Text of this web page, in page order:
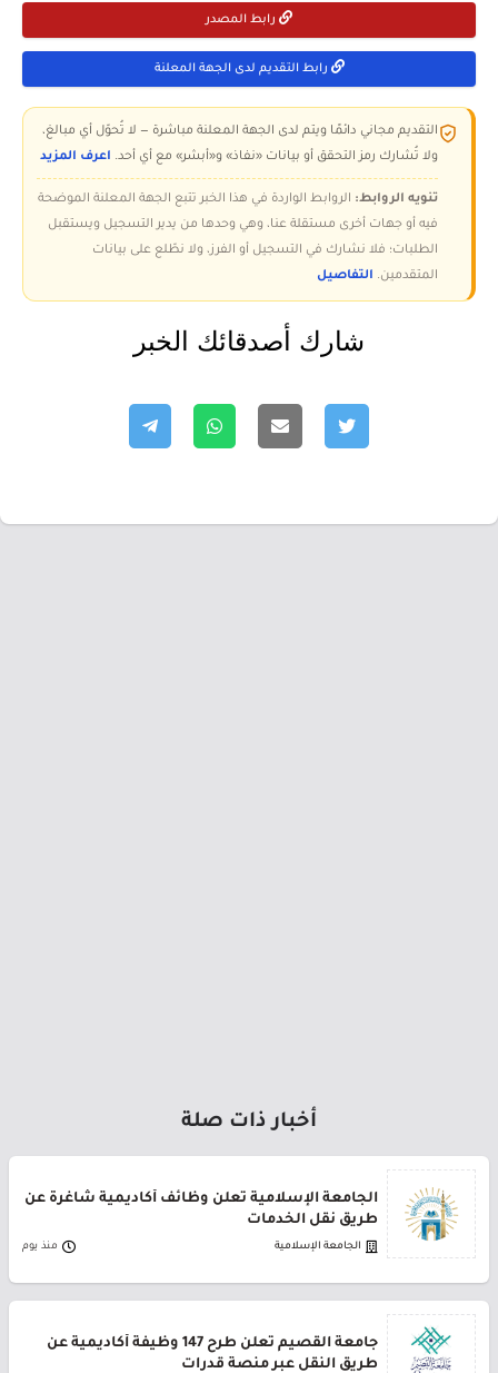
رابط المصدر
رابط التقديم لدى الجهة المعلنة
التقديم مجاني دائمًا ويتم لدى الجهة المعلنة مباشرة — لا تُحوّل أي مبالغ،
ولا تُشارك رمز التحقق أو بيانات «نفاذ» و«أبشر» مع أي أحد. اعرف المزيد
تنويه الروابط: الروابط الواردة في هذا الخبر تتبع الجهة المعلنة الموضحة
فيه أو جهات أخرى مستقلة عنا، وهي وحدها من يدير التسجيل ويستقبل
الطلبات؛ فلا نشارك في التسجيل أو الفرز، ولا نطّلع على بيانات
المتقدمين. التفاصيل
شارك أصدقائك الخبر
أخبار ذات صلة
الجامعة الإسلامية تعلن وظائف أكاديمية شاغرة عن
طريق نقل الخدمات
الجامعة الإسلامية منذ يوم
جامعة القصيم تعلن طرح 147 وظيفة أكاديمية عن
طريق النقل عبر منصة قدرات